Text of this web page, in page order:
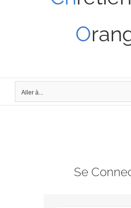
O
Aller à...
Se